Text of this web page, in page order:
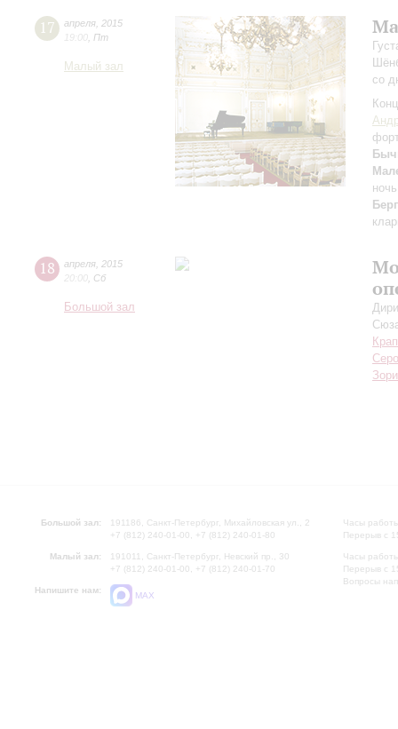
17 апреля 2015
19:00 Пт
Малый зал
со
Берг
18 апреля 2015
20:00 Сб
Большой зал
Большой зал:
191186, Санкт-Петербург, Михайловская ул., 2
+7 (812) 240-01-00, +7 (812) 240-01-80
Малый зал:
191011, Санкт-Петербург, Невский пр., 30
+7 (812) 240-01-00, +7 (812) 240-01-70
Напишите нам:
MAX
Часы
Перерыв с
Часы
Перерыв с
Вопросы